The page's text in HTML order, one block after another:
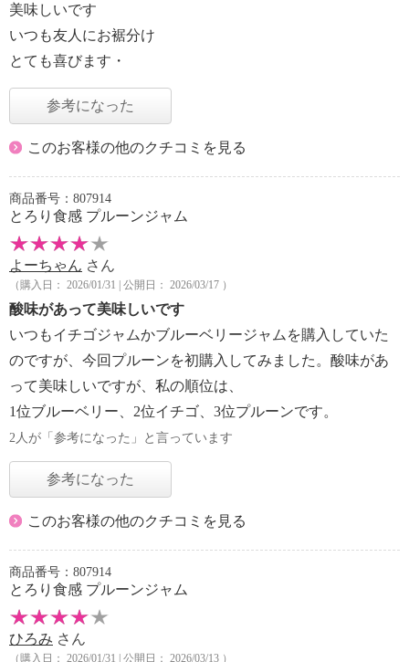
美味しいです
いつも友人にお裾分け
とても喜びます・
参考になった
このお客様の他のクチコミを見る
商品番号：807914
とろり食感 プルーンジャム
よーちゃん さん
（購入日： 2026/01/31 | 公開日： 2026/03/17 ）
酸味があって美味しいです
いつもイチゴジャムかブルーベリージャムを購入していた
のですが、今回プルーンを初購入してみました。酸味があ
って美味しいですが、私の順位は、
1位ブルーベリー、2位イチゴ、3位プルーンです。
2人が「参考になった」と言っています
参考になった
このお客様の他のクチコミを見る
商品番号：807914
とろり食感 プルーンジャム
ひろみ さん
（購入日： 2026/01/31 | 公開日： 2026/03/13 ）